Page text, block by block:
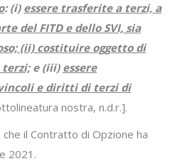
: (i) essere trasferite a terzi, a
del FITD e dello SVI, sia
(ii) costituire oggetto di
terzi;e (iii) essere
e diritti di terzi di
nostra, n.d.r.].
il Contratto di Opzione ha
2021.